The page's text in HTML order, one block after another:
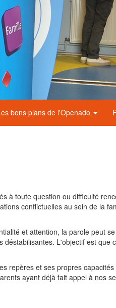
bons plans de l'Openado
à toute question ou difficulté
conflictuelles au sein de la
et attention, la parole peut
L'objectif est que
repères et ses propres
ayant déjà fait appel à nos